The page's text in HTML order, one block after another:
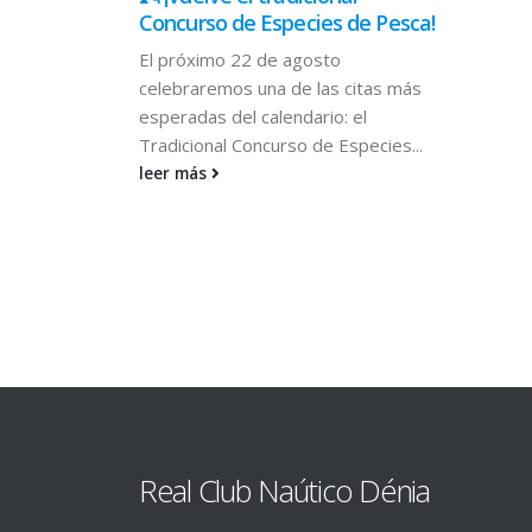
Concurso de Especies de Pesca!
El próximo 22 de agosto
celebraremos una de las citas más
esperadas del calendario: el
Tradicional Concurso de Especies...
leer más
Real Club Naútico Dénia